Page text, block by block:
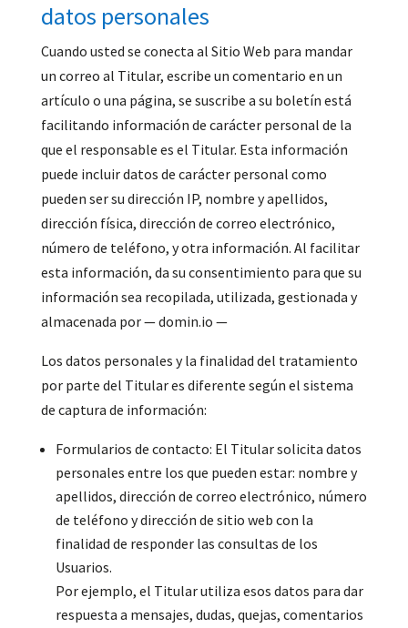
datos personales
Cuando usted se conecta al Sitio Web para mandar
un correo al Titular, escribe un comentario en un
artículo o una página, se suscribe a su boletín está
facilitando información de carácter personal de la
que el responsable es el Titular. Esta información
puede incluir datos de carácter personal como
pueden ser su dirección IP, nombre y apellidos,
dirección física, dirección de correo electrónico,
número de teléfono, y otra información. Al facilitar
esta información, da su consentimiento para que su
información sea recopilada, utilizada, gestionada y
almacenada por — domin.io —
Los datos personales y la finalidad del tratamiento
por parte del Titular es diferente según el sistema
de captura de información:
Formularios de contacto: El Titular solicita datos
personales entre los que pueden estar: nombre y
apellidos, dirección de correo electrónico, número
de teléfono y dirección de sitio web con la
finalidad de responder las consultas de los
Usuarios.
Por ejemplo, el Titular utiliza esos datos para dar
respuesta a mensajes, dudas, quejas, comentarios